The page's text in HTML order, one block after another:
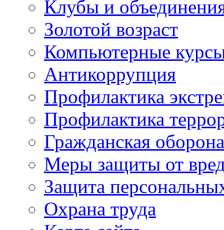
Клубы и
Золотой возраст
Компьютерные
Антикоррупция
Профилактика
Профилактика
Гражданская оборона
Меры защиты от
Защита
Охрана труда